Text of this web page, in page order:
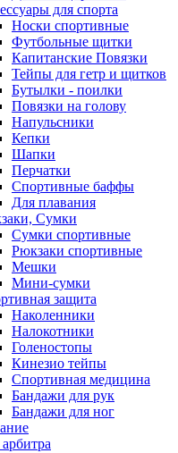
для спорта
Носки спортивные
Футбольные щитки
Капитанские Повязки
Тейпы для гетр и щитков
Бутылки - поилки
Повязки на голову
Напульсники
Кепки
Шапки
Перчатки
Спортивные баффы
Для плавания
Сумки
Сумки спортивные
Рюкзаки спортивные
Мешки
Мини-сумки
защита
Наколенники
Налокотники
Голеностопы
Кинезио тейпы
Спортивная медицина
Бандажи для рук
Бандажи для ног